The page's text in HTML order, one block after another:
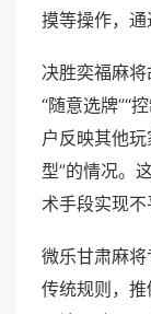
摸等操作，通
决胜奕福麻
“随意选牌”“
户反映其他玩
型”的情况。
术手段实现不
微乐甘肃麻
传统规则，